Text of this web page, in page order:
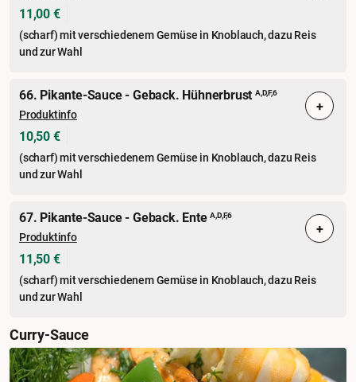
11,00 €
(scharf) mit verschiedenem Gemüse in Knoblauch, dazu Reis
und zur Wahl
66. Pikante-Sauce - Geback. Hühnerbrust A,D,F,6
Produktinfo
10,50 €
(scharf) mit verschiedenem Gemüse in Knoblauch, dazu Reis
und zur Wahl
+
67. Pikante-Sauce - Geback. EnteA,D,F,6
Produktinfo
11,50 €
(scharf) mit verschiedenem Gemüse in Knoblauch, dazu Reis
und zur Wahl
+
Curry-Sauce